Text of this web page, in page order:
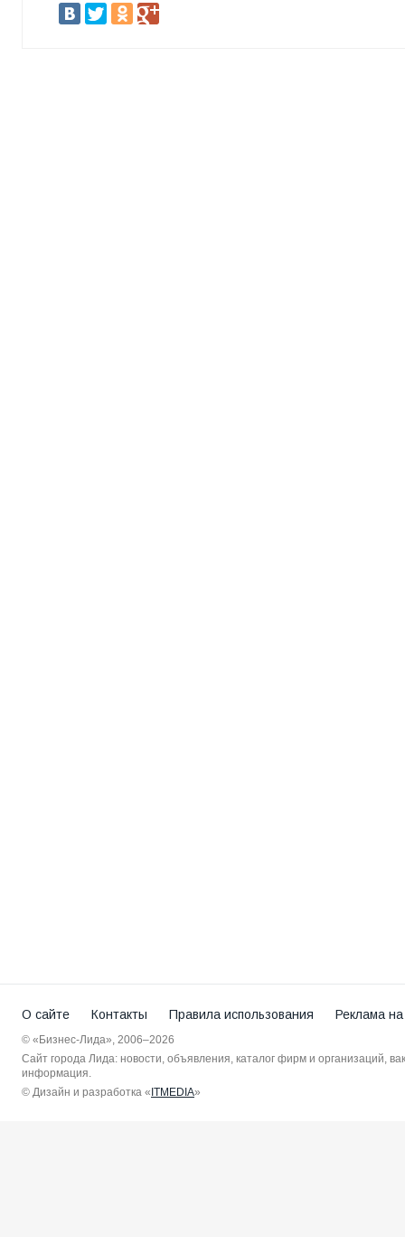
О сайте Контакты Правила использования Реклама
© «Бизнес-Лида», 2006–2026
Сайт города Лида: новости, объявления, каталог фирм и организаций,
информация.
© Дизайн и разработка «ITMEDIA»